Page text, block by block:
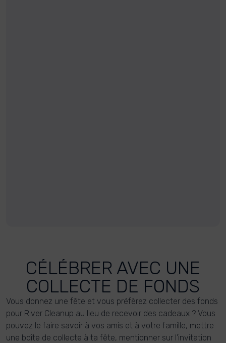
CÉLÉBRER AVEC UNE
COLLECTE DE FONDS
Vous donnez une fête et vous préfèrez collecter des fonds
pour River Cleanup au lieu de recevoir des cadeaux ? Vous
pouvez le faire savoir à vos amis et à votre famille, mettre
une boîte de collecte à ta fête, mentionner sur l'invitation